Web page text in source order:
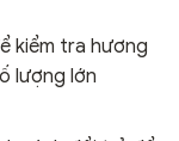
kiểm tra hương
lượng lớn